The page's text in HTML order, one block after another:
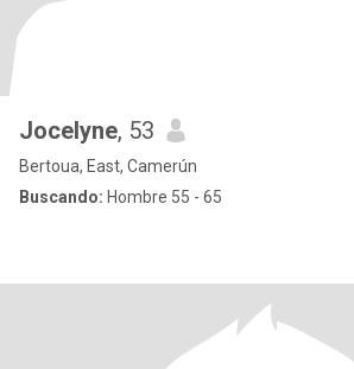
Jocelyne, 53
Bertoua, East, Camerún
Buscando: Hombre 55 - 65